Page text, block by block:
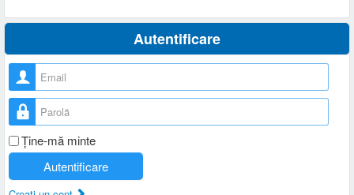
Autentificare
Nume utilizator
Parolă
Ţine-mă minte
Autentificare